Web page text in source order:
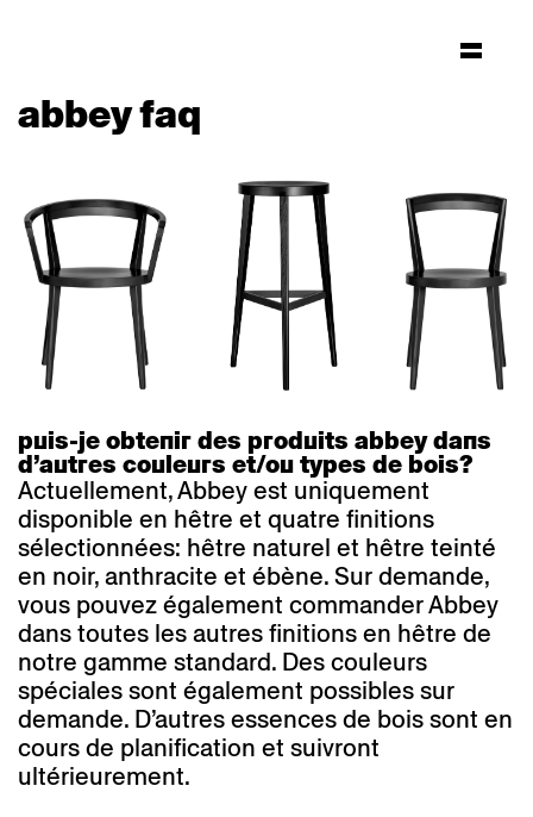
abbey faq
puis-je obtenir des produits abbey dans
d’autres couleurs et/ou types de bois?
Actuellement, Abbey est uniquement
disponible en hêtre et quatre finitions
sélectionnées: hêtre naturel et hêtre teinté
en noir, anthracite et ébène. Sur demande,
vous pouvez également commander Abbey
dans toutes les autres finitions en hêtre de
notre gamme standard. Des couleurs
spéciales sont également possibles sur
demande. D’autres essences de bois sont en
cours de planification et suivront
ultérieurement.